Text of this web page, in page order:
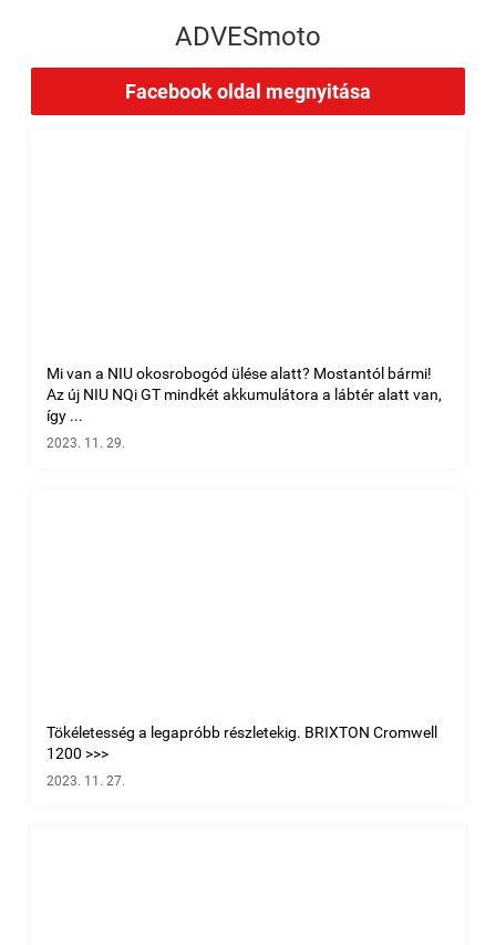
ADVESmoto
Facebook oldal megnyitása
Mi van a NIU okosrobogód ülése alatt? Mostantól bármi!
Az új NIU NQi GT mindkét akkumulátora a lábtér alatt van,
így ...
2023. 11. 29.
Tökéletesség a legapróbb részletekig. BRIXTON Cromwell
1200 >>>
2023. 11. 27.